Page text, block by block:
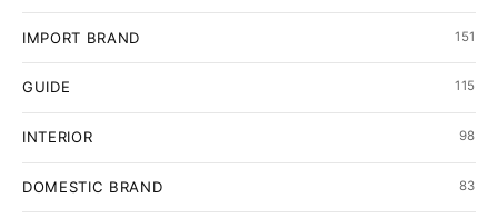
IMPORT BRAND 151
GUIDE 115
INTERIOR 98
DOMESTIC BRAND 83